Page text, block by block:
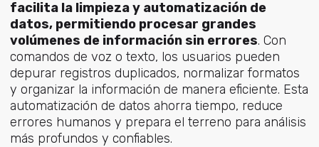
facilita la limpieza y automatización de
datos, permitiendo procesar grandes
volúmenes de información sin errores. Con
comandos de voz o texto, los usuarios pueden
depurar registros duplicados, normalizar formatos
y organizar la información de manera eficiente. Esta
automatización de datos ahorra tiempo, reduce
errores humanos y prepara el terreno para análisis
más profundos y confiables.